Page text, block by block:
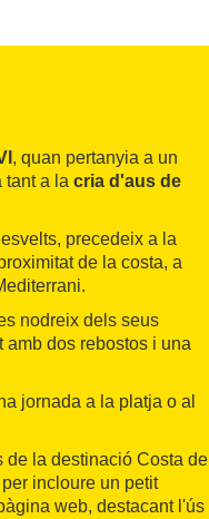
, quan pertanyia a un
tant a la cria d'aus de
precedeix a la
de la costa, a
nodreix dels seus
amb dos rebostos i una
jornada a la platja o al
de la destinació Costa de
incloure un petit
web, destacant l'ús